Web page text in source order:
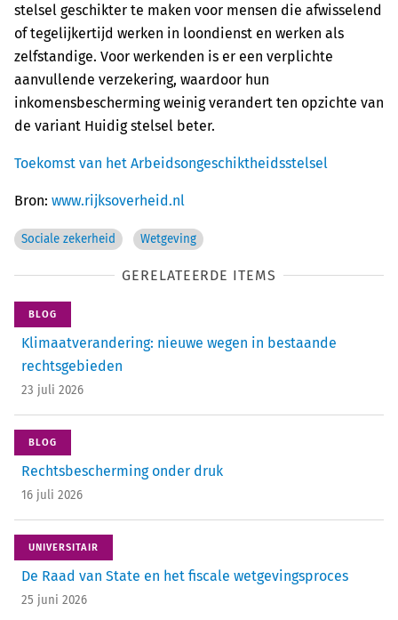
stelsel geschikter te maken voor mensen die afwisselend
of tegelijkertijd werken in loondienst en werken als
zelfstandige. Voor werkenden is er een verplichte
aanvullende verzekering, waardoor hun
inkomensbescherming weinig verandert ten opzichte van
de variant Huidig stelsel beter.
Toekomst van het Arbeidsongeschiktheidsstelsel
Bron: www.rijksoverheid.nl
Sociale zekerheid Wetgeving
GERELATEERDE ITEMS
BLOG
Klimaatverandering: nieuwe wegen in bestaande
rechtsgebieden
23 juli 2026
BLOG
Rechtsbescherming onder druk
16 juli 2026
UNIVERSITAIR
De Raad van State en het fiscale wetgevingsproces
25 juni 2026